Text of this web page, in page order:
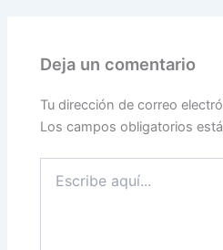
Deja un comentario
Tu dirección de correo
Los campos obligatorios
aquí...